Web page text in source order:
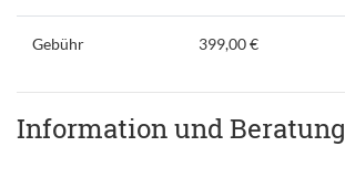
Gebühr 399,00 €
Information und Beratung